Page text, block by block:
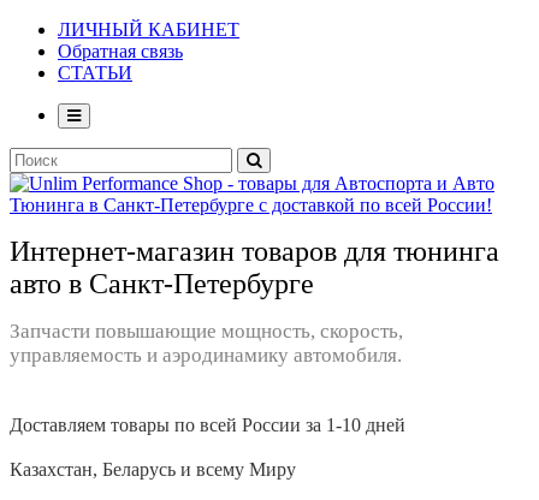
ЛИЧНЫЙ КАБИНЕТ
Обратная связь
СТАТЬИ
Интернет-магазин товаров для тюнинга
авто в Санкт-Петербурге
Запчасти повышающие мощность, скорость,
управляемость и аэродинамику автомобиля.
Доставляем товары по всей России за 1-10 дней
Казахстан, Беларусь и всему Миру